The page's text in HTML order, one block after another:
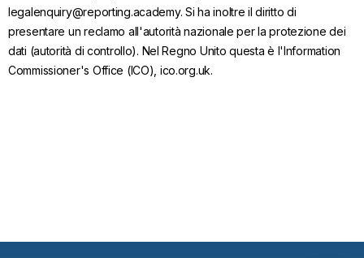
legalenquiry@reporting.academy. Si ha inoltre il diritto di
presentare un reclamo all'autorità nazionale per la protezione dei
dati (autorità di controllo). Nel Regno Unito questa è l'Information
Commissioner's Office (ICO), ico.org.uk.